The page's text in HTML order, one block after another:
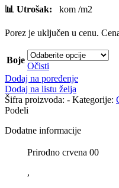
📊 Utrošak: kom /m2
Porez je uključen u cenu.
Boje
Očisti
Dodaj na poređenje
Dodaj na listu želja
Šifra proizvoda: - Kategorije:
Podeli
Dodatne informacije
Prirodno crvena 00
,